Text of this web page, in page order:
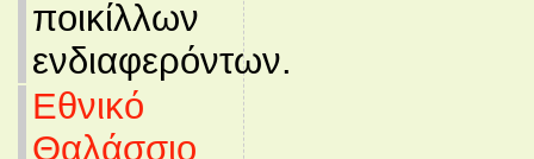
ποικίλλων
ενδιαφερόντων.
Εθνικό
Θαλάσσιο